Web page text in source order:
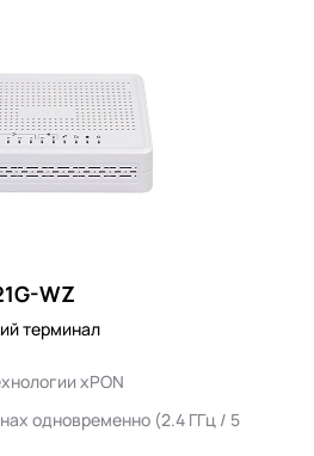
WZ
терминал
xPON
одновременно (2.4 ГГц / 5